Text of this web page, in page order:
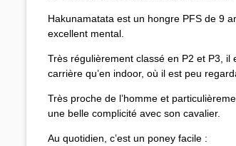
Hakunamatata est un hongre PFS de 9
excellent mental.
Très régulièrement classé en P2 et P3,
carrière qu’en indoor, où il est peu
Très proche de l’homme et
une belle complicité avec son cavalier.
Au quotidien, c’est un poney facile :